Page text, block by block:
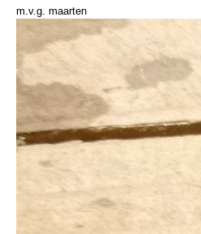
m.v.g. maarten